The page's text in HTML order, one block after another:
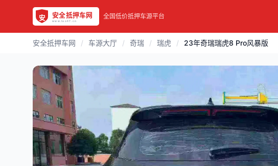
全国低价抵押车源平台
安全抵押车网 / 车源大厅 / 奇瑞 / 瑞虎 / 23年奇瑞瑞虎8 Pro风暴版